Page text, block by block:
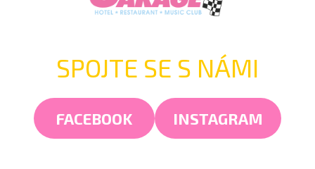
SPOJTE SE S NÁMI
FACEBOOK INSTAGRAM